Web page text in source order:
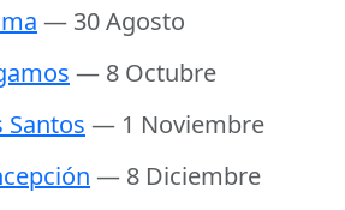
— 30 Agosto
— 8 Octubre
Santos — 1 Noviembre
— 8 Diciembre